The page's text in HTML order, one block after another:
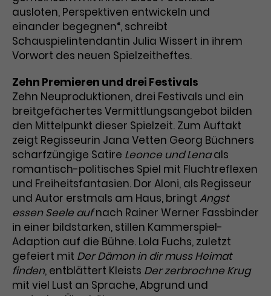
Laufzeit 1 Tag
Zweck
Dieses Cookie wird von Google
Analytics installiert. Das Cookie
darüber zu speichern, wie
Besucher*innen eine Website
nutzen, und hilft bei der Erstellung
eines Analyseberichts über die
Performance der Website. Die
erhobenen Daten umfassen in
anonymisierter Form die Anzahl
der Besuche, die Quelle, aus der sie
stammen, und die besuchten
Seiten.
_gat_UA-63561367-1
Anbieter Google Analytics
Name _gcl_aw
Laufzeit 3 Monate
Zweck
Dieses Cookie speichert
Informationen zu Werbeklicks und
dient der Zuordnung von
Conversions zu Google Ads-
Kampagnen.
Name _gcl_dc
Anbieter Google / DoubleClick
Laufzeit 3 Monate
ausloten, Perspektiven entwickeln und
einander begegnen“, schreibt
Schauspielintendantin Julia Wissert in ihrem
Vorwort des neuen Spielzeitheftes.
Zehn Premieren und drei Festivals
Zehn Neuproduktionen, drei Festivals und ein
breitgefächertes Vermittlungsangebot bilden
den Mittelpunkt dieser Spielzeit. Zum Auftakt
zeigt Regisseurin Jana Vetten Georg Büchners
scharfzüngige Satire Leonce und Lenaals
romantisch-politisches Spiel mit Fluchtreflexen
und Freiheitsfantasien. Dor Aloni, als Regisseur
und Autor erstmals am Haus, bringt Angst
essen Seele aufnach Rainer Werner Fassbinder
in einer bildstarken, stillen Kammerspiel-
Adaption auf die Bühne. Lola Fuchs, zuletzt
gefeiert mit Der Dämon in dir muss Heimat
finden, entblättert Kleists Der zerbrochne Krug
mit viel Lust an Sprache, Abgrund und